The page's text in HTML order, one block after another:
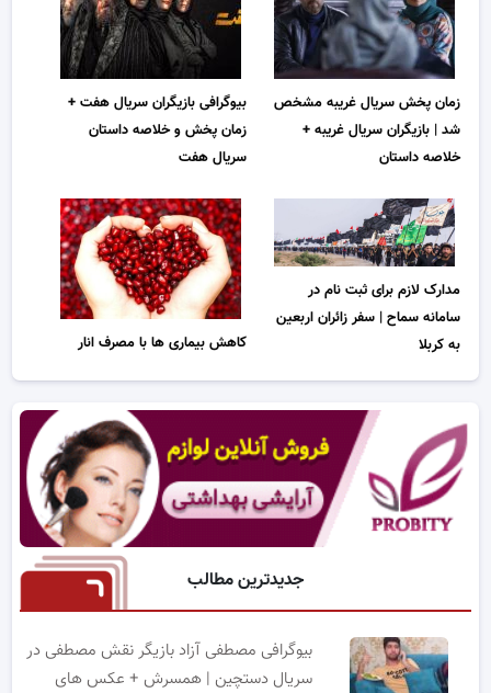
زمان پخش سریال غریبه مشخص
شد | بازیگران سریال غریبه +
خلاصه داستان
بیوگرافی بازیگران سریال هفت +
زمان پخش و خلاصه داستان
سریال هفت
مدارک لازم برای ثبت نام در
سامانه سماح | سفر زائران اربعین
به کربلا
کاهش بیماری ها با مصرف انار
جدیدترین مطالب
بیوگرافی مصطفی آزاد بازیگر نقش مصطفی در
سریال دستچین | همسرش + عکس های